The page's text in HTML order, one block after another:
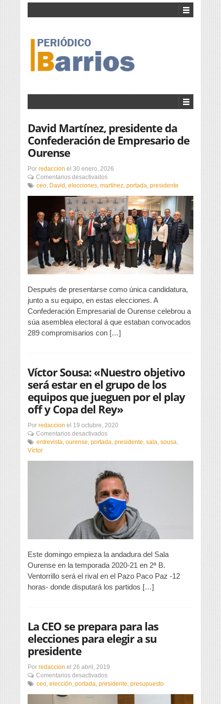
David Martínez, presidente da
Confederación de Empresario de
Ourense
Por redaccion el 30 enero, 2026
Comentarios desactivadosen
David
presidente
da
Confederación
de
Empresario
de
Ourense
ceo, David , elecciones, martínez, portada, presidente
Después de presentarse como única candidatura,
junto a su equipo, en estas elecciones. A
Confederación Empresarial de Ourense celebrou a
súa asemblea electoral á que estaban convocados
289 compromisarios con […]
Víctor Sousa: «Nuestro objetivo
será estar en el grupo de los
equipos que jueguen por el play
off y Copa del Rey»
Por redaccion el 19 octubre, 2020
Comentarios desactivadosen
Víctor
será
estar
en
el
grupo
de
equipos
jueguen
por
el
play
off
entrevista, ourense, portada, presidente, sala, sousa,
Víctor
Este domingo empieza la andadura del Sala
Ourense en la temporada 2020-21 en 2ª B.
Ventorrillo será el rival en el Pazo Paco Paz -12
horas- donde disputará los partidos […]
La CEO se prepara para las
elecciones para elegir a su
presidente
Por redaccion el 26 abril, 2019
Comentarios desactivadosen
La
ceo, elección, portada, presidente, presupuesto